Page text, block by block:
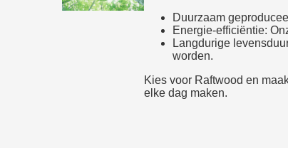
Duurzaam
Energie-efficiëntie:
Langdurige
worden.
Kies voor Raftwood en
elke dag maken.